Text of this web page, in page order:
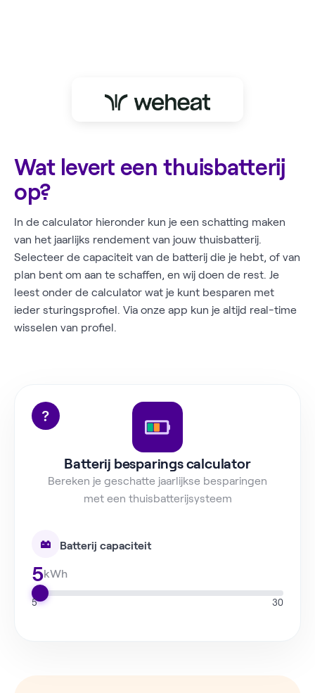
Wat levert een thuisbatterij
op?
In de calculator hieronder kun je een schatting maken
van het jaarlijks rendement van jouw thuisbatterij.
Selecteer de capaciteit van de batterij die je hebt, of van
plan bent om aan te schaffen, en wij doen de rest. Je
leest onder de calculator wat je kunt besparen met
ieder sturingsprofiel. Via onze app kun je altijd real-time
wisselen van profiel.
Batterij besparings calculator
Bereken je geschatte jaarlijkse besparingen
met een thuisbatterijsysteem
Batterij capaciteit
5kWh
5 30